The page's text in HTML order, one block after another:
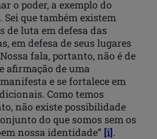
o poder, a exemplo do
que também existem
de luta em defesa das
em defesa de seus lugares
fala, portanto, não é de
afirmação de uma
e se fortalece em
Como temos
não existe possibilidade
do que somos sem os
nossa identidade” [i].